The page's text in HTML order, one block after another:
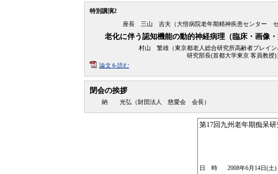
特別講演2
座長 三山 吉夫（大悟病院老年期精神疾患センター セ
老化に伴う認知機能の動的神経病理（臨床・画像・
村山 繁雄（東京都老人総合研究所高齢者ブレイン
研究部長(首都大学東京 客員教授)
論文を読む
閉会の挨拶
納 光弘（財団法人 慈愛会 会長）
第17回九州老年期痴呆
日 時
2008年6月14日(